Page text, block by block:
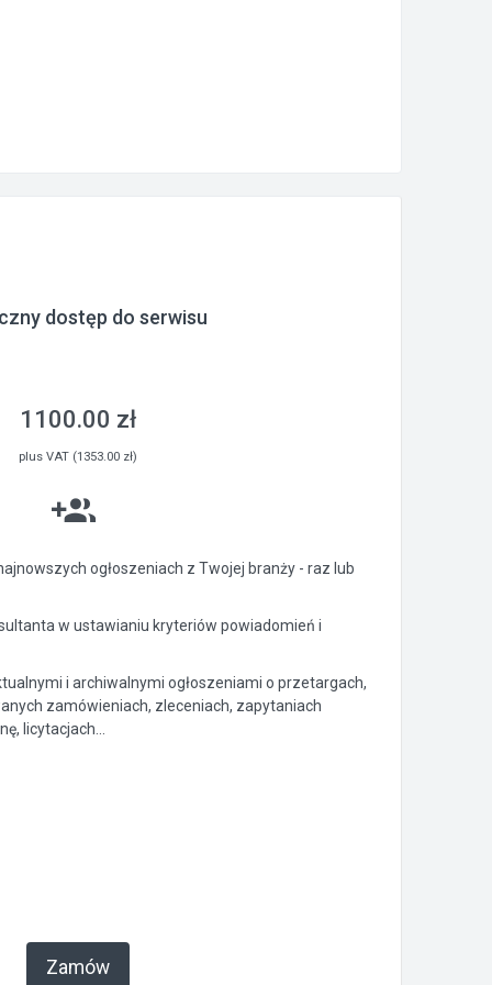
dostęp do serwisu
1100.00 zł
plus VAT (1353.00 zł)
ogłoszeniach z Twojej branży - raz lub
w ustawianiu kryteriów powiadomień i
i archiwalnymi ogłoszeniami o przetargach,
zamówieniach, zleceniach, zapytaniach
licytacjach...
Zamów